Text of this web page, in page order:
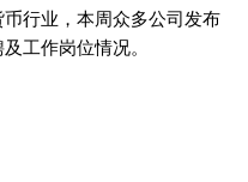
行业，本周众多公司发布
工作岗位情况。